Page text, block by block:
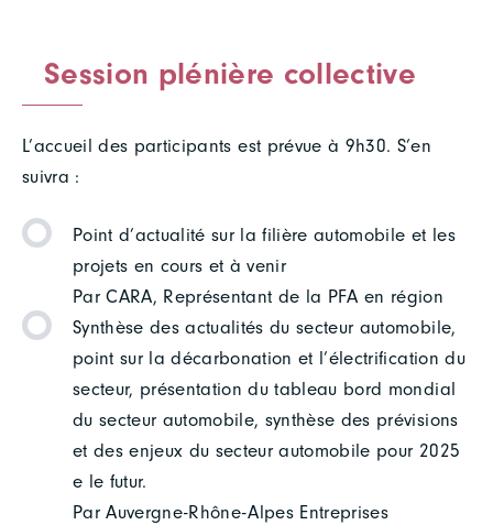
Session plénière collective
L’accueil des participants est prévue à 9h30. S’en
suivra :
Point d’actualité sur la filière automobile et les
projets en cours et à venir
Par CARA, Représentant de la PFA en région
Synthèse des actualités du secteur automobile,
point sur la décarbonation et l’électrification du
secteur, présentation du tableau bord mondial
du secteur automobile, synthèse des prévisions
et des enjeux du secteur automobile pour 2025
e le futur.
Par Auvergne-Rhône-Alpes Entreprises